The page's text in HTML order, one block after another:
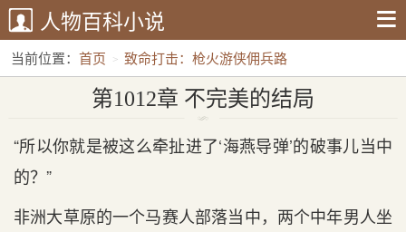
人物百科小说
当前位置： 首页
致命打击：枪火游侠佣兵路
第1012章 不完美的结局
第1012章 不完美的结局
“所以你就是被这么牵扯进了‘海燕导弹’的破事儿当中
的？”
非洲大草原的一个马赛人部落当中，两个中年男人坐